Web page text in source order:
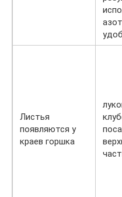
Листья
появляются у
краев горшка